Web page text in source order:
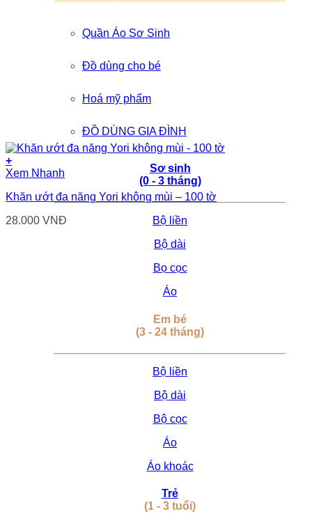
Quần Áo Sơ Sinh
Đồ dùng cho bé
Hoá mỹ phẩm
ĐỒ DÙNG GIA ĐÌNH
Sơ sinh
(0 - 3 tháng)
Bộ liền
Bộ dài
Bọ cọc
Áo
Em bé
(3 - 24 tháng)
Bộ liền
Bộ dài
Bộ cọc
Áo
Áo khoác
Trẻ
(1 - 3 tuổi)
+
Xem Nhanh
Khăn ướt đa năng Yori không mùi – 100 tờ
28.000 VNĐ